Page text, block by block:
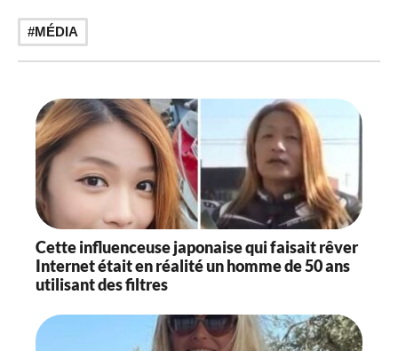
MÉDIA
Cette influenceuse japonaise qui faisait rêver
Internet était en réalité un homme de 50 ans
utilisant des filtres